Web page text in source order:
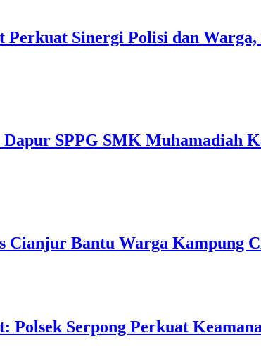
Perkuat Sinergi Polisi dan
SPPG SMK Muhamadiah
Cianjur Bantu Warga Kampung
Polsek Serpong Perkuat